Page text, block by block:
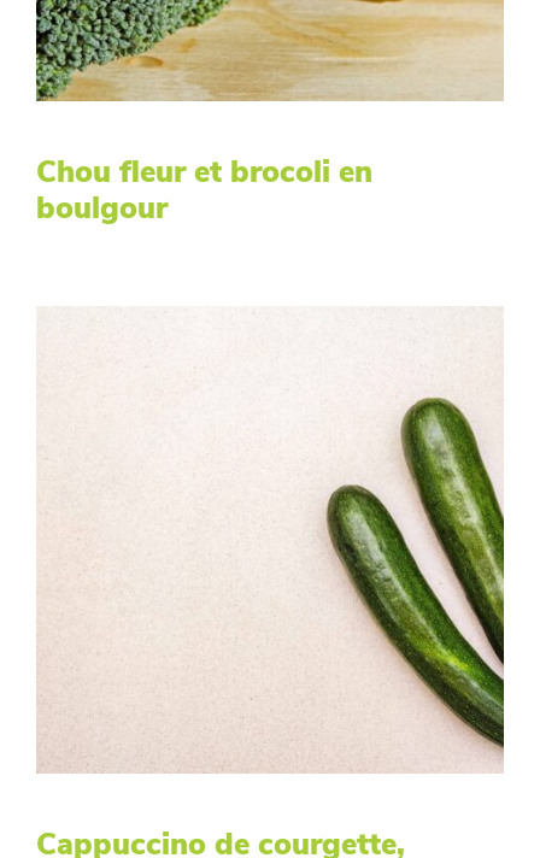
Chou fleur et brocoli en
boulgour
Cappuccino de courgette,